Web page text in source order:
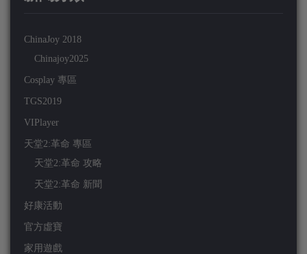
ChinaJoy 2018
Chinajoy2025
Cosplay 專區
TGS2019
VIPlayer
天堂2:革命 專區
天堂2:革命 攻略
天堂2:革命 新聞
好康活動
官方虛寶
家用遊戲